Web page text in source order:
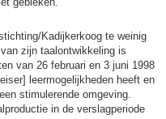
Kadijkerkoog te weinig
zijn taalontwikkeling is
van 26 februari en 3 juni 1998
leermogelijkheden heeft en
stimulerende omgeving.
in de verslagperiode